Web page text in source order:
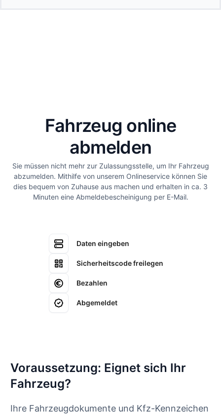
Fahrzeug online
abmelden
Sie müssen nicht mehr zur Zulassungsstelle, um Ihr Fahrzeug
abzumelden. Mithilfe von unserem Onlineservice können Sie
dies bequem von Zuhause aus machen und erhalten in ca. 3
Minuten eine Abmeldebescheinigung per E-Mail.
Daten eingeben
Sicherheitscode freilegen
Bezahlen
Abgemeldet
Voraussetzung: Eignet sich Ihr
Fahrzeug?
Ihre Fahrzeugdokumente und Kfz-Kennzeichen